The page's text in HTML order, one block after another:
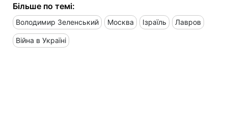
Більше по темі:
Володимир Зеленський Москва Ізраїль Лавров
Війна в Україні